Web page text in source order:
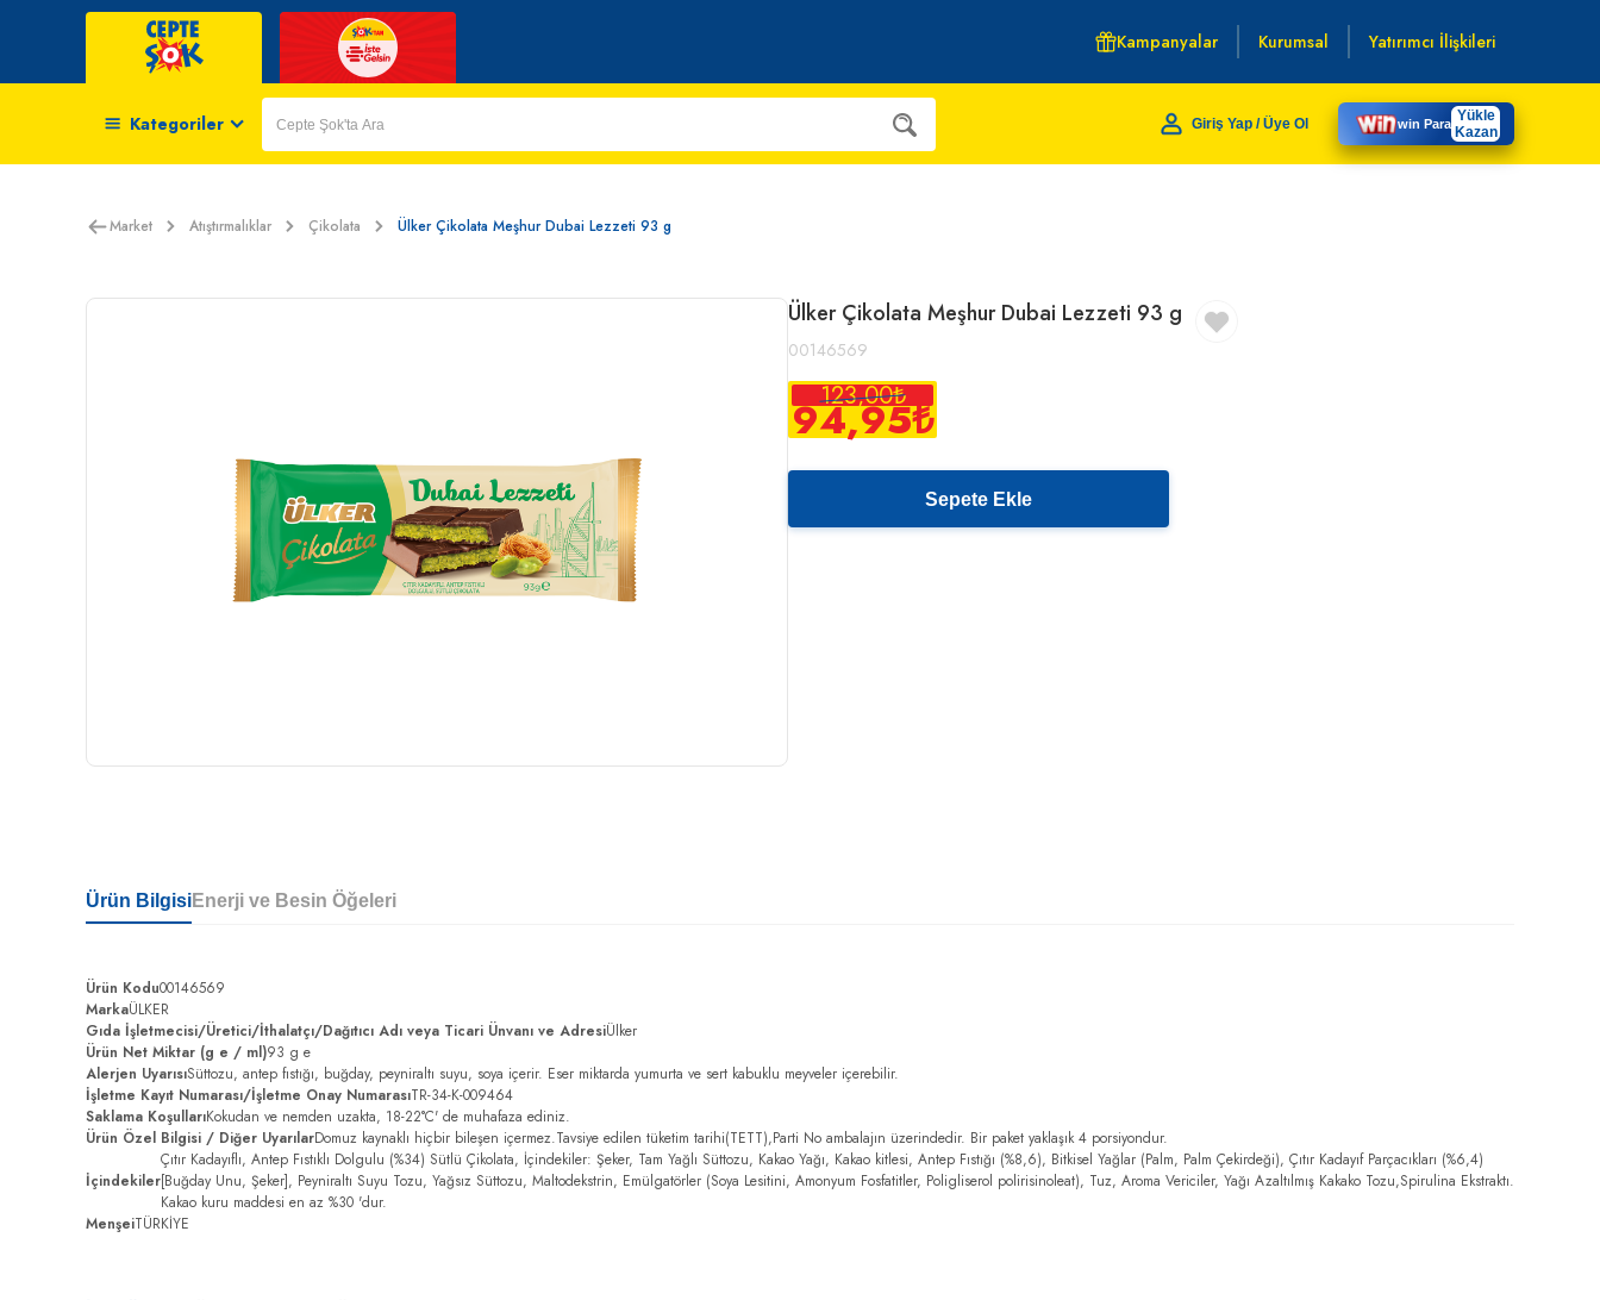
Kampanyalar Kurumsal Yatırımcı İlişkileri
Kategoriler Giriş Yap / Üye Ol win Para Yükle
Kazan
Market Atıştırmalıklar Çikolata Ülker Çikolata Meşhur Dubai Lezzeti 93 g
Ülker Çikolata Meşhur Dubai Lezzeti 93 g
00146569
123,00₺
94,95₺
Sepete Ekle
Ürün BilgisiEnerji ve Besin Öğeleri
Ürün Kodu00146569
MarkaÜLKER
Gıda İşletmecisi/Üretici/İthalatçı/Dağıtıcı Adı veya Ticari Ünvanı ve AdresiÜlker
Ürün Net Miktar (g e / ml)93 g e
Alerjen UyarısıSüttozu, antep fıstığı, buğday, peyniraltı suyu, soya içerir. Eser miktarda yumurta ve sert kabuklu meyveler içerebilir.
İşletme Kayıt Numarası/İşletme Onay NumarasıTR-34-K-009464
Saklama KoşullarıKokudan ve nemden uzakta, 18-22°C' de muhafaza ediniz.
Ürün Özel Bilgisi / Diğer UyarılarDomuz kaynaklı hiçbir bileşen içermez.Tavsiye edilen tüketim tarihi(TETT),Parti No ambalajın üzerindedir. Bir paket yaklaşık 4 porsiyondur.
İçindekiler
Çıtır Kadayıflı, Antep Fıstıklı Dolgulu (%34) Sütlü Çikolata, İçindekiler: Şeker, Tam Yağlı Süttozu, Kakao Yağı, Kakao kitlesi, Antep Fıstığı (%8,6), Bitkisel Yağlar (Palm, Palm Çekirdeği), Çıtır Kadayıf Parçacıkları (%6,4)
[Buğday Unu, Şeker], Peyniraltı Suyu Tozu, Yağsız Süttozu, Maltodekstrin, Emülgatörler (Soya Lesitini, Amonyum Fosfatitler, Poligliserol polirisinoleat), Tuz, Aroma Vericiler, Yağı Azaltılmış Kakako Tozu,Spirulina Ekstraktı.
Kakao kuru maddesi en az %30 'dur.
MenşeiTÜRKİYE